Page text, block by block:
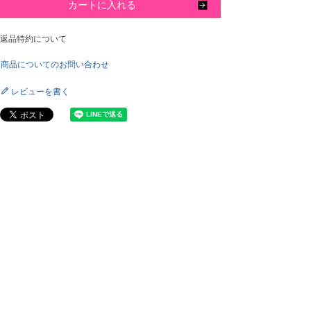
カートに入れる
返品特約について
商品についてのお問い合わせ
レビューを書く